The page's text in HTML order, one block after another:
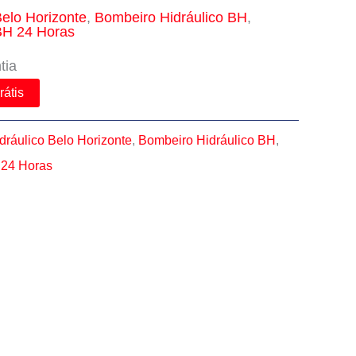
Horizonte, Bombeiro Hidráulico BH,
24 Horas
Belo Horizonte, Bombeiro Hidráulico BH,
Horas